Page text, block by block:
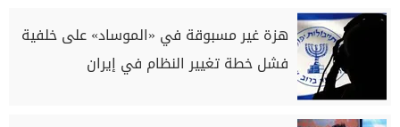
هزة غير مسبوقة في «الموساد» على خلفية
فشل خطة تغيير النظام في إيران